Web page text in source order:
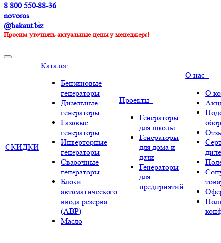
8 800 550-88-36
novoros
@bakaut.biz
Просим уточнять актуальные цены у менеджера!
СКИДКИ
Каталог
Бензиновые
генераторы
Дизельные
генераторы
Газовые
генераторы
Инверторные
генераторы
Сварочные
генераторы
Блоки
автоматического
ввода резерва
(АВР)
Масло
Проекты
Генераторы
для школы
Генераторы
для дома и
дачи
Генераторы
для
предприятий
О нас
О